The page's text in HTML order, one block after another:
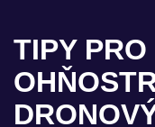
TIPY